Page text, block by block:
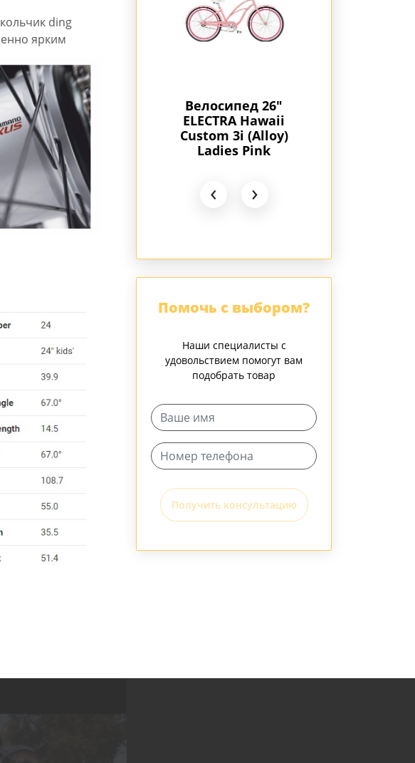
ding
ярким
Велосипед 26"
ELECTRA Hawaii
Custom 3i (Alloy)
Ladies Pink
Велосипед 26"
ELECTRA Hawaii
Custom 3i (Alloy)
purple metallic
‹ ›
Помочь с выбором?
Наши специалисты с
удовольствием помогут вам
подобрать товар
Получить консультацию